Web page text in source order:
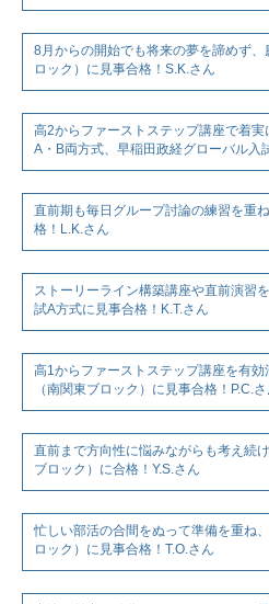
8月からの開始でも将来の夢を諦めず
ロック）に見事合格！S.K.さん
高2からファーストステップ講座で着
A・B両方式、早稲田政経グローバル入
直前期も毎日グループ討論の練習を重
格！L.K.さん
ストーリーライン構築講座や直前演習
試A方式に見事合格！K.T.さん
高1からファーストステップ講座を有
（南関東ブロック）に見事合格！P.C.さ
直前まで方向性に悩みながらも考え続
ブロック）に合格！Y.S.さん
忙しい部活の合間をぬって準備を重ね
ロック）に見事合格！T.O.さん